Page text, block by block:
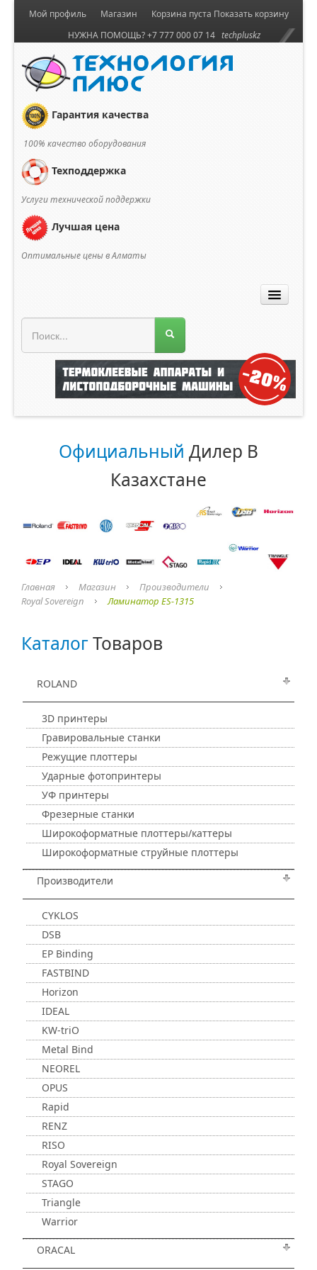
Корзина пуста Показать корзину
Мой профиль
Магазин
НУЖНА ПОМОЩЬ? +7 777 000 07 14 techpluskz
Гарантия качества
100% качество оборудования
Техподдержка
Услуги технической поддержки
Лучшая цена
Оптимальные цены в Алматы
Официальный Дилер В
Казахстане
Главная Магазин
Производители
Royal Sovereign
Ламинатор ES-1315
КаталогТоваров
ROLAND
3D принтеры
Гравировальные станки
Режущие плоттеры
Ударные фотопринтеры
УФ принтеры
Фрезерные станки
Широкоформатные плоттеры/каттеры
Широкоформатные струйные плоттеры
Производители
CYKLOS
DSB
EP Binding
FASTBIND
Horizon
IDEAL
KW-triO
Metal Bind
NEOREL
OPUS
Rapid
RENZ
RISO
Royal Sovereign
STAGO
Triangle
Warrior
ORACAL